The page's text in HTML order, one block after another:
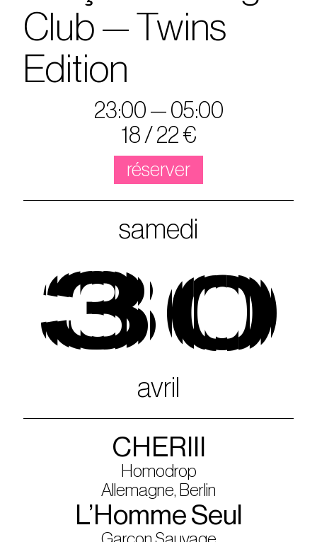
Club — Twins
Edition
23:00 — 05:00
18 / 22 €
réserver
samedi
30
avril
CHERIII
Homodrop
Allemagne, Berlin
L’Homme Seul